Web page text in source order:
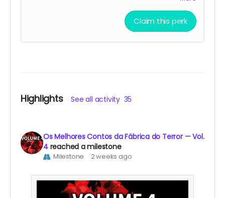
Nome na lista de mecenas do terror (publicada
Claim this perk
Highlights See all activity 35
Os Melhores Contos da Fábrica do Terror — Vol.
4 reached a milestone
Milestone 2 weeks ago